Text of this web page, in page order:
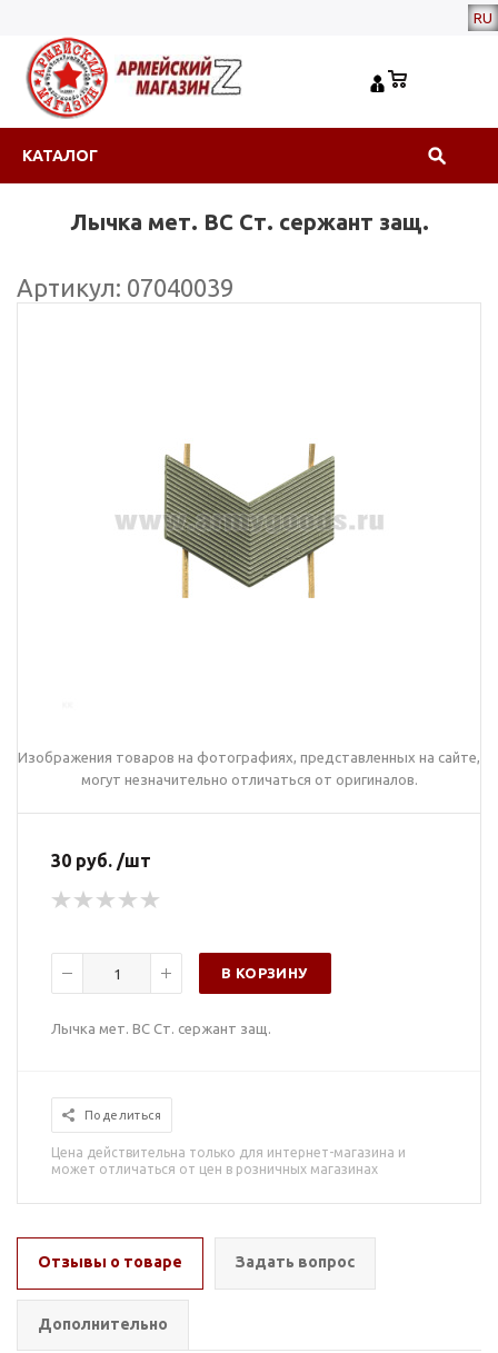
RU
КАТАЛОГ
Лычка мет. ВС Ст. сержант защ.
Артикул: 07040039
Изображения товаров на фотографиях, представленных на сайте,
могут незначительно отличаться от оригиналов.
30 руб. /шт
В КОРЗИНУ
Лычка мет. ВС Ст. сержант защ.
Поделиться
Цена действительна только для интернет-магазина и
может отличаться от цен в розничных магазинах
Отзывы о товаре Задать вопрос
Дополнительно